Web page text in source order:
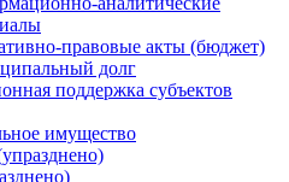
правовые акты (бюджет)
долг
поддержка субъектов
имущество